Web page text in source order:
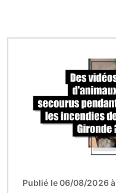
Publié le 06/08/2026